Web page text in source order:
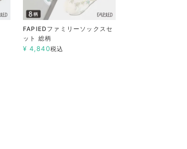
FAPIEDファミリーソックスセ
ット 総柄
¥ 4,840税込